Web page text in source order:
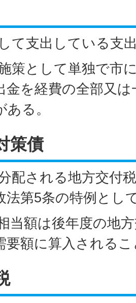
て支出している支
策として単独で市
金を経費の全部又
る。
策債
配される地方交付
法第5条の特例とし
当額は後年度の地
要額に算入される